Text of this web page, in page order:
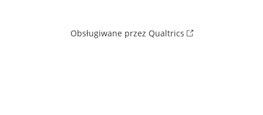
Obsługiwane przez Qualtrics